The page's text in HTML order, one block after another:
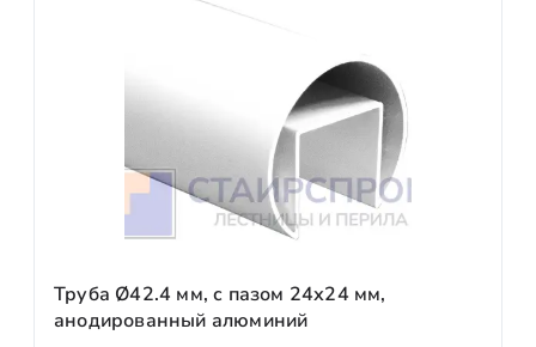
Труба Ø42.4 мм, с пазом 24х24 мм,
анодированный алюминий